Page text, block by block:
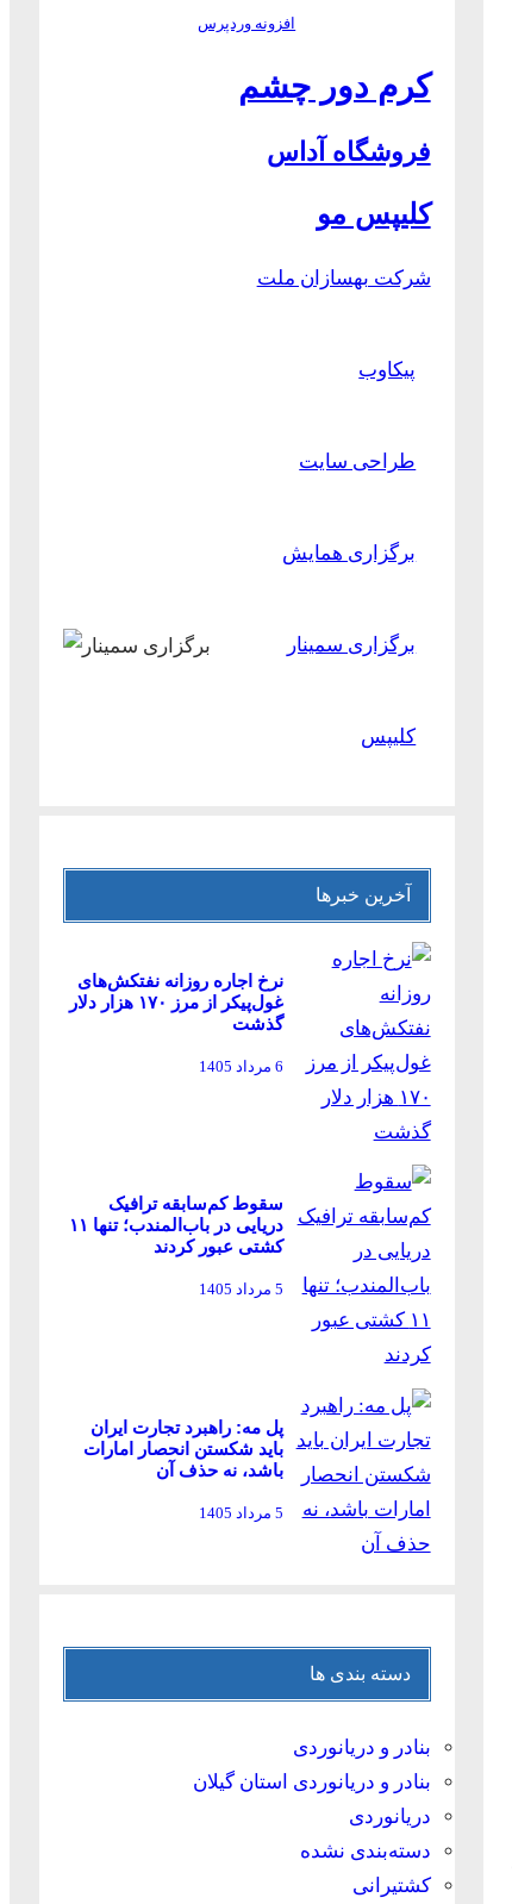
افزونه وردپرس
کرم دور چشم
فروشگاه آداس
کلیپس مو
شرکت بهسازان ملت
پیکاوب
طراحی سایت
برگزاری همایش
برگزاری سمینار
کلیپس
آخرین خبرها
نرخ اجاره روزانه نفتکش‌های
غول‌پیکر از مرز ۱۷۰ هزار دلار
گذشت
6 مرداد 1405
سقوط کم‌سابقه ترافیک
دریایی در باب‌المندب؛ تنها ۱۱
کشتی عبور کردند
5 مرداد 1405
پل مه: راهبرد تجارت ایران
باید شکستن انحصار امارات
باشد، نه حذف آن
5 مرداد 1405
دسته بندی ها
بنادر و دریانوردی
بنادر و دریانوردی استان گیلان
دریانوردی
دسته‌بندی نشده
کشتیرانی